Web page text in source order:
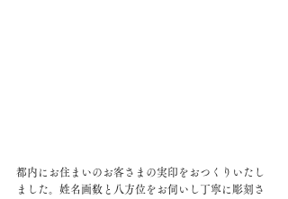
都内にお住まいのお客さまの実印をおつくりいたし
ました。姓名画数と八方位をお伺いし丁寧に彫刻さ